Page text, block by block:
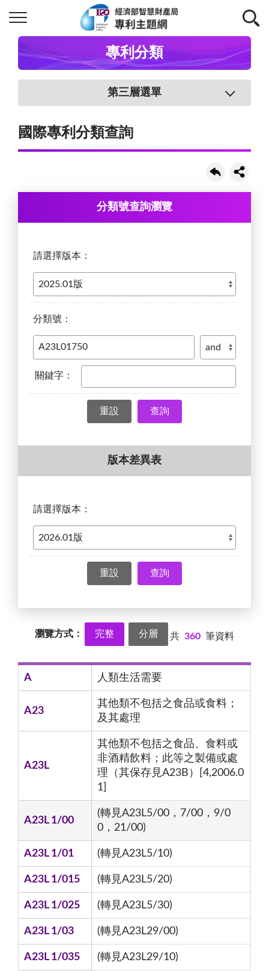
專利分類
第三層選單
國際專利分類查詢
分類號查詢瀏覽
請選擇版本：
分類號：
關鍵字：
查詢
版本差異表
請選擇版本：
查詢
瀏覽方式： 完整 分層 共 360 筆資料
A 人類生活需要
A23
其他類不包括之食品或食料；
及其處理
A23L
其他類不包括之食品、食料或
非酒精飲料；此等之製備或處
理（其保存見A23B）[4,2006.0
1]
A23L 1/00
(轉見A23L5/00，7/00，9/0
0，21/00)
A23L 1/01 (轉見A23L5/10)
A23L 1/015 (轉見A23L5/20)
A23L 1/025 (轉見A23L5/30)
A23L 1/03 (轉見A23L29/00)
A23L 1/035 (轉見A23L29/10)